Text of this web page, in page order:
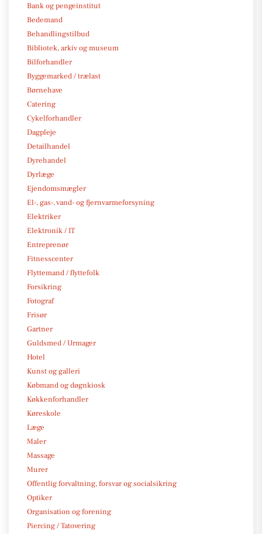
Bank og pengeinstitut
Bedemand
Behandlingstilbud
Bibliotek, arkiv og museum
Bilforhandler
Byggemarked / trælast
Børnehave
Catering
Cykelforhandler
Dagpleje
Detailhandel
Dyrehandel
Dyrlæge
Ejendomsmægler
El-, gas-, vand- og fjernvarmeforsyning
Elektriker
Elektronik / IT
Entreprenør
Fitnesscenter
Flyttemand / flyttefolk
Forsikring
Fotograf
Frisør
Gartner
Guldsmed / Urmager
Hotel
Kunst og galleri
Købmand og døgnkiosk
Køkkenforhandler
Køreskole
Læge
Maler
Massage
Murer
Offentlig forvaltning, forsvar og socialsikring
Optiker
Organisation og forening
Piercing / Tatovering